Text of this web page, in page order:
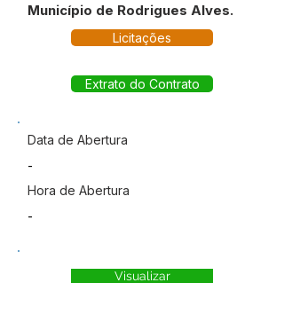
Município de Rodrigues Alves.
Licitações
Extrato do Contrato
Data de Abertura
-
Hora de Abertura
-
Visualizar